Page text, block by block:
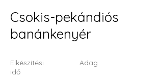
Csokis-pekándiós
banánkenyér
Elkészítési
idő
Adag